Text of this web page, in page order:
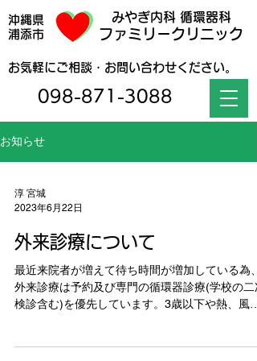
098-871-3088
お気軽にご相談・お問い合わせください。
みやぎ内科 循環器科
ファミリークリニック
沖縄県
浦添市
お知らせ
淳 宮城
2023年6月22日
外来診療について
最近来院者が増えて待ち時間が増加している為、
外来診療は予約及び専門の循環器診療(学校の二
検診含む)を優先しています。3歳以下や熱、風邪